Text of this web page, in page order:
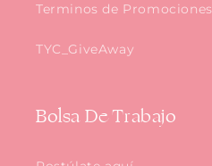
Terminos de Promociones
TYC_GiveAway
Bolsa De Trabajo